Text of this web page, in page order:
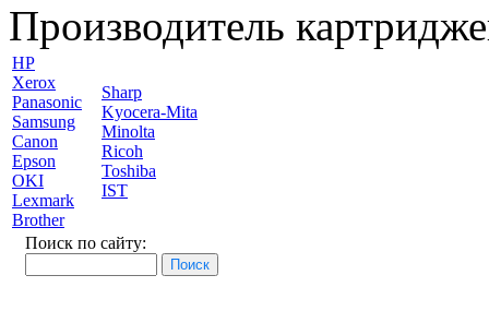
Производитель
HP
Xerox
Panasonic
Samsung
Canon
Epson
OKI
Lexmark
Brother
Sharp
Kyocera-Mita
Minolta
Ricoh
Toshiba
IST
Поиск по сайту: